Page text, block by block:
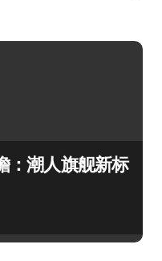
：潮人旗舰新标